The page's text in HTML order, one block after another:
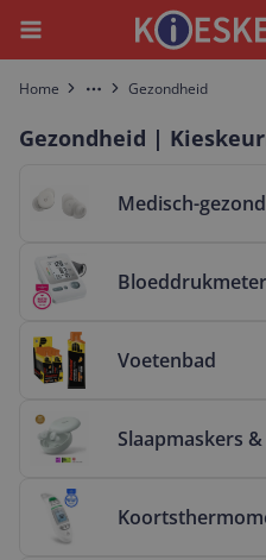
Menu
Home More Gezondheid
Gezondheid |
Medisch-
Bloeddrukmeter
Bekijk & vergelijk
Voetenbad
Bekijk & vergelijk Voetenbad
Slaapmaskers
Bekijk & vergelijk
Bekijk & vergelijk